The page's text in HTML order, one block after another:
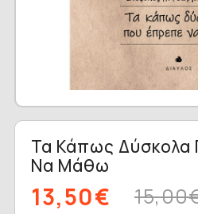
Τα Κάπως
Να Μάθω
13,50€